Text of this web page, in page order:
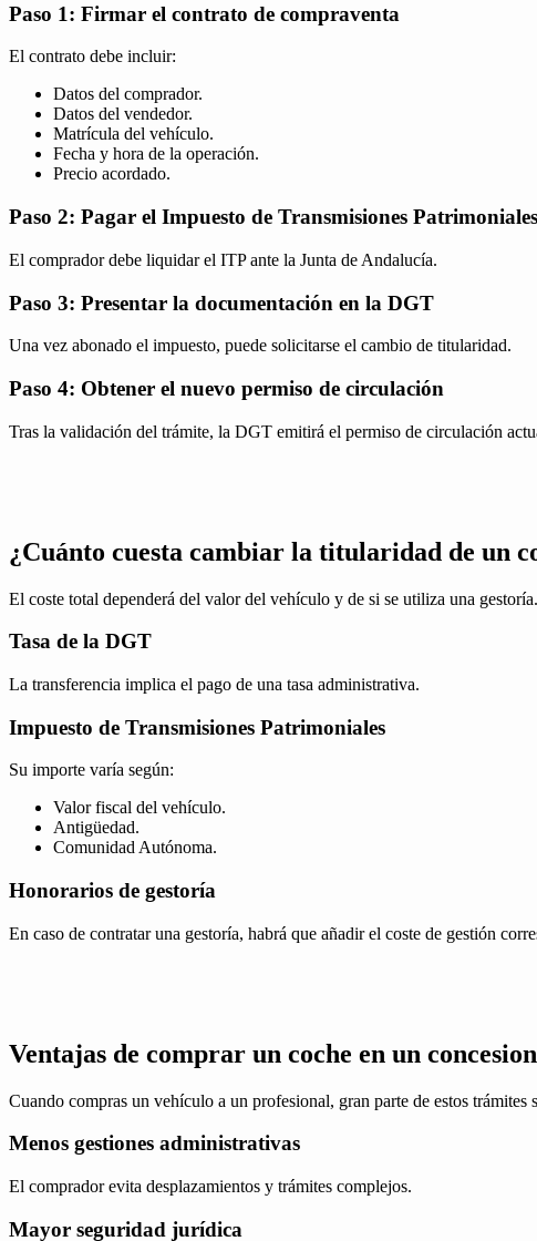
Paso 1: Firmar el contrato de compraventa
El contrato debe incluir:
Datos del comprador.
Datos del vendedor.
Matrícula del vehículo.
Fecha y hora de la operación.
Precio acordado.
Paso 2: Pagar el Impuesto de Transmisiones Patrimoniales
El comprador debe liquidar el ITP ante la Junta de Andalucía.
Paso 3: Presentar la documentación en la DGT
Una vez abonado el impuesto, puede solicitarse el cambio de titularidad.
Paso 4: Obtener el nuevo permiso de circulación
Tras la validación del trámite, la DGT emitirá el permiso de circulación
¿Cuánto cuesta cambiar la titularidad de un
El coste total dependerá del valor del vehículo y de si se utiliza una gestoría.
Tasa de la DGT
La transferencia implica el pago de una tasa administrativa.
Impuesto de Transmisiones Patrimoniales
Su importe varía según:
Valor fiscal del vehículo.
Antigüedad.
Comunidad Autónoma.
Honorarios de gestoría
En caso de contratar una gestoría, habrá que añadir el coste de gestión
Ventajas de comprar un coche en un
Cuando compras un vehículo a un profesional, gran parte de estos
Menos gestiones administrativas
El comprador evita desplazamientos y trámites complejos.
Mayor seguridad jurídica